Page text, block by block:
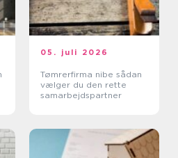
05. juli 2026
Tømrerfirma nibe sådan
vælger du den rette
samarbejdspartner